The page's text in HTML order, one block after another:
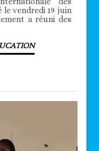
le vendredi 19 juin
a réuni des